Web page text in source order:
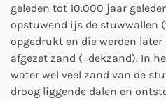
geleden tot 10.000 jaar
opstuwend ijs de stuwwallen
opgedrukt en die werden
afgezet zand (=dekzand). In
water wel veel zand van de
droog liggende dalen en